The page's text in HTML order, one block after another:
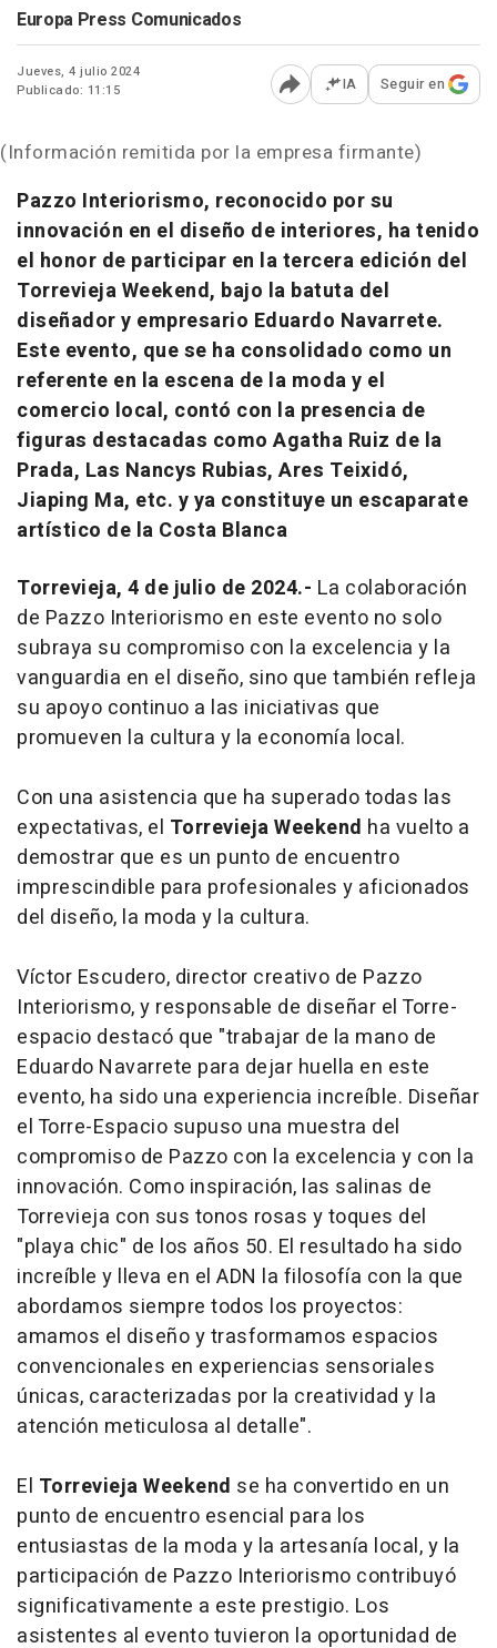
Europa Press Comunicados
Jueves, 4 julio 2024
Publicado: 11:15
Abrir opciones para
IA Seguir en
(Información remitida por la empresa firmante)
Pazzo Interiorismo, reconocido por su
innovación en el diseño de interiores, ha tenido
el honor de participar en la tercera edición del
Torrevieja Weekend, bajo la batuta del
diseñador y empresario Eduardo Navarrete.
Este evento, que se ha consolidado como un
referente en la escena de la moda y el
comercio local, contó con la presencia de
figuras destacadas como Agatha Ruiz de la
Prada, Las Nancys Rubias, Ares Teixidó,
Jiaping Ma, etc. y ya constituye un escaparate
artístico de la Costa Blanca
Torrevieja, 4 de julio de 2024.- La colaboración
de Pazzo Interiorismo en este evento no solo
subraya su compromiso con la excelencia y la
vanguardia en el diseño, sino que también refleja
su apoyo continuo a las iniciativas que
promueven la cultura y la economía local.
Con una asistencia que ha superado todas las
expectativas, el Torrevieja Weekend ha vuelto a
demostrar que es un punto de encuentro
imprescindible para profesionales y aficionados
del diseño, la moda y la cultura.
Víctor Escudero, director creativo de Pazzo
Interiorismo, y responsable de diseñar el Torre-
espacio destacó que "trabajar de la mano de
Eduardo Navarrete para dejar huella en este
evento, ha sido una experiencia increíble. Diseñar
el Torre-Espacio supuso una muestra del
compromiso de Pazzo con la excelencia y con la
innovación. Como inspiración, las salinas de
Torrevieja con sus tonos rosas y toques del
"playa chic" de los años 50. El resultado ha sido
increíble y lleva en el ADN la filosofía con la que
abordamos siempre todos los proyectos:
amamos el diseño y trasformamos espacios
convencionales en experiencias sensoriales
únicas, caracterizadas por la creatividad y la
atención meticulosa al detalle".
El Torrevieja Weekend se ha convertido en un
punto de encuentro esencial para los
entusiastas de la moda y la artesanía local, y la
participación de Pazzo Interiorismo contribuyó
significativamente a este prestigio. Los
asistentes al evento tuvieron la oportunidad de